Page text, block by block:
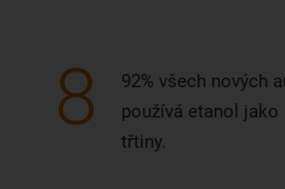
8
92% všech nových
používá etanol jako
třtiny.